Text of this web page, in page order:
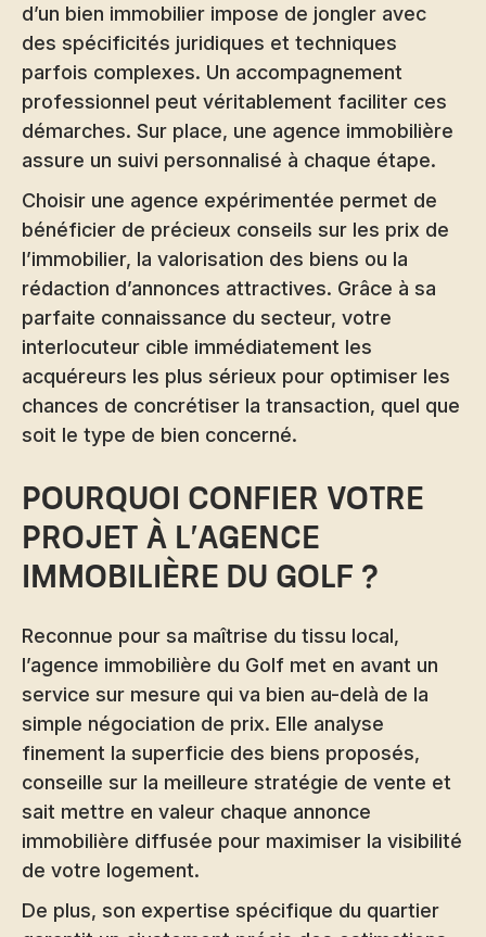
d’un bien immobilier impose de jongler avec
des spécificités juridiques et techniques
parfois complexes. Un accompagnement
professionnel peut véritablement faciliter ces
démarches. Sur place, une agence immobilière
assure un suivi personnalisé à chaque étape.
Choisir une agence expérimentée permet de
bénéficier de précieux conseils sur les prix de
l’immobilier, la valorisation des biens ou la
rédaction d’annonces attractives. Grâce à sa
parfaite connaissance du secteur, votre
interlocuteur cible immédiatement les
acquéreurs les plus sérieux pour optimiser les
chances de concrétiser la transaction, quel que
soit le type de bien concerné.
Pourquoi confier votre
projet à l'agence
immobilière du Golf ?
Reconnue pour sa maîtrise du tissu local,
l’agence immobilière du Golf met en avant un
service sur mesure qui va bien au-delà de la
simple négociation de prix. Elle analyse
finement la superficie des biens proposés,
conseille sur la meilleure stratégie de vente et
sait mettre en valeur chaque annonce
immobilière diffusée pour maximiser la visibilité
de votre logement.
De plus, son expertise spécifique du quartier